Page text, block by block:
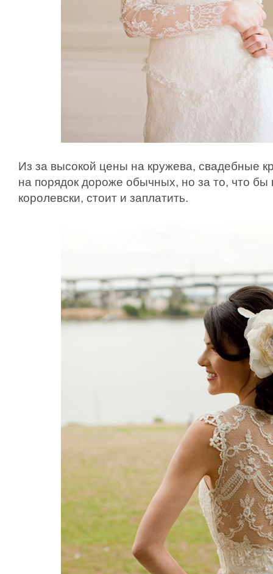
Из за высокой цены на кружева, свадебные
на порядок дороже обычных, но за то, что бы
королевски, стоит и заплатить.